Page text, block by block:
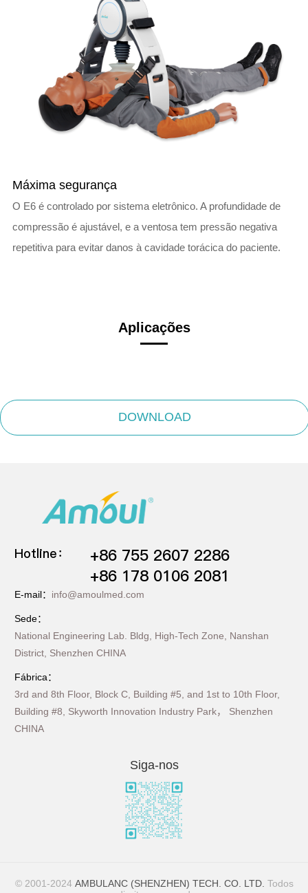
Máxima segurança
O E6 é controlado por sistema eletrônico. A profundidade de
compressão é ajustável, e a ventosa tem pressão negativa
repetitiva para evitar danos à cavidade torácica do paciente.
Aplicações
DOWNLOAD
Hotline：
+86 755 2607 2286
+86 178 0106 2081
E-mail： info@amoulmed.com
Sede：
National Engineering Lab. Bldg, High-Tech Zone, Nanshan
District, Shenzhen CHINA
Fábrica：
3rd and 8th Floor, Block C, Building #5, and 1st to 10th Floor,
Building #8, Skyworth Innovation Industry Park， Shenzhen
CHINA
Siga-nos
© 2001-2024 AMBULANC (SHENZHEN) TECH. CO. LTD. Todos